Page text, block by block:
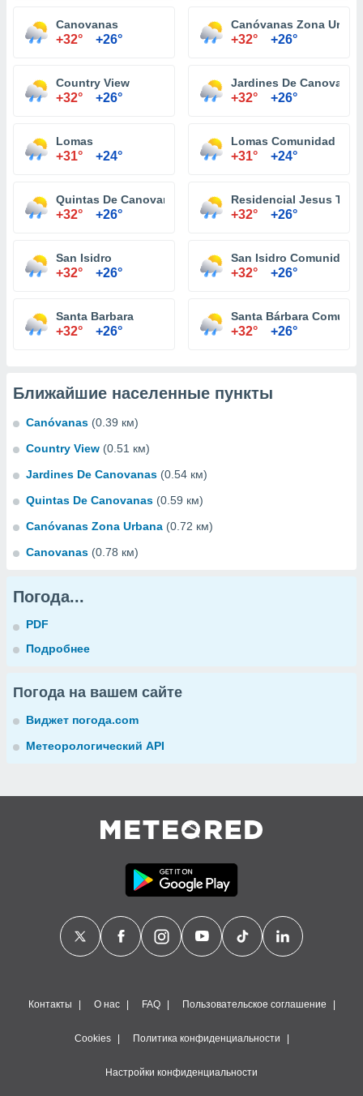
Canovanas
+32° +26°
Canóvanas Zona
+32° +26°
Country View
+32° +26°
Jardines De Canovanas
+32° +26°
Lomas
+31° +24°
Lomas Comunidad
+31° +24°
Quintas De Canovanas
+32° +26°
Residencial Jesus T
+32° +26°
San Isidro
+32° +26°
San Isidro Comunidad
+32° +26°
Santa Barbara
+32° +26°
Santa Bárbara
+32° +26°
Ближайшие населенные пункты
Canóvanas (0.39 км)
Country View (0.51 км)
Jardines De Canovanas (0.54 км)
Quintas De Canovanas (0.59 км)
Canóvanas Zona Urbana (0.72 км)
Canovanas (0.78 км)
Погода...
PDF
Подробнее
Погода на вашем сайте
Виджет погода.com
Метеорологический API
Контакты О нас FAQ Пользовательское соглашение
Cookies Политика конфиденциальности
Настройки конфиденциальности